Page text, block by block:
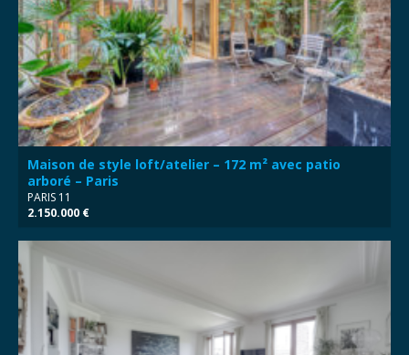
Maison de style loft/atelier – 172 m² avec patio
arboré – Paris
PARIS 11
2.150.000 €